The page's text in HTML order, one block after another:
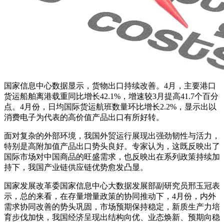
国家信息中心数据显示，货物出口持续改善。4月，主要港口
货运船舶离港载重同比增长42.1%，增速较3月提高41.7个百分
点。4月份，日均国际货运航班数量环比增长2.2%，显示出以
消费电子为代表的高价值产品出口有所好转。
面对复杂的外部环境，我国外贸运行展现出强劲韧性与活力，
特别是高附加值产品出口势头良好。专家认为，这既反映出了
国际市场对中国商品的旺盛需求，也反映出在系列政策持续加
持下，我国产业链供应链优势愈发凸显。
国家发展改革委国家信息中心大数据发展部副研究员邢玉冠表
示，总的来看，在存量增量政策的协同推动下，4月份，内外
需求协同改善的势头巩固，市场预期保持稳定，新质生产力培
育步伐加快，我国经济呈现出结构向优、业态焕新、预期向稳